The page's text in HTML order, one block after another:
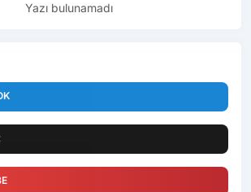
Yazı bulunamadı